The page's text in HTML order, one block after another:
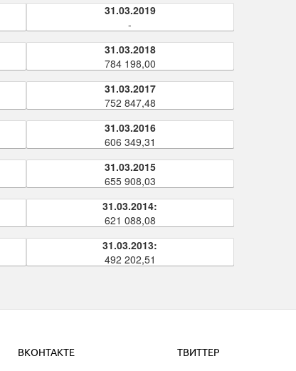
31.03.2019
-
31.03.2018
784 198,00
31.03.2017
752 847,48
31.03.2016
606 349,31
31.03.2015
655 908,03
31.03.2014:
621 088,08
31.03.2013:
492 202,51
ВКОНТАКТЕ ТВИТТЕР